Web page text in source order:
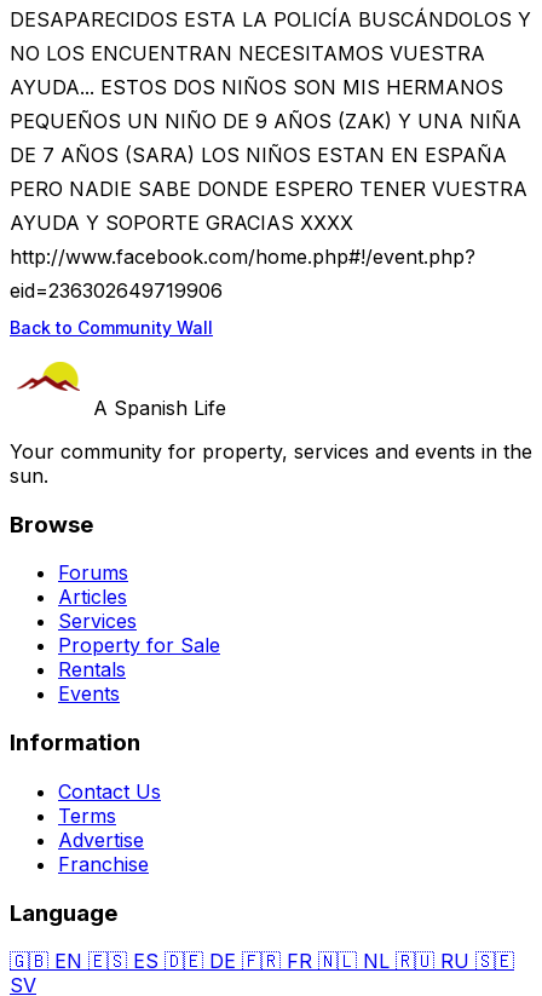
DESAPARECIDOS ESTA LA POLICÍA BUSCÁNDOLOS Y
NO LOS ENCUENTRAN NECESITAMOS VUESTRA
AYUDA... ESTOS DOS NIÑOS SON MIS HERMANOS
PEQUEÑOS UN NIÑO DE 9 AÑOS (ZAK) Y UNA NIÑA
DE 7 AÑOS (SARA) LOS NIÑOS ESTAN EN ESPAÑA
PERO NADIE SABE DONDE ESPERO TENER VUESTRA
AYUDA Y SOPORTE GRACIAS XXXX
http://www.facebook.com/home.php#!/event.php?
eid=236302649719906
Back to Community Wall
A Spanish Life
Your community for property, services and events in the
sun.
Browse
Forums
Articles
Services
Property for Sale
Rentals
Events
Information
Contact Us
Terms
Advertise
Franchise
Language
🇬🇧 EN 🇪🇸 ES 🇩🇪 DE 🇫🇷 FR 🇳🇱 NL 🇷🇺 RU 🇸🇪
SV